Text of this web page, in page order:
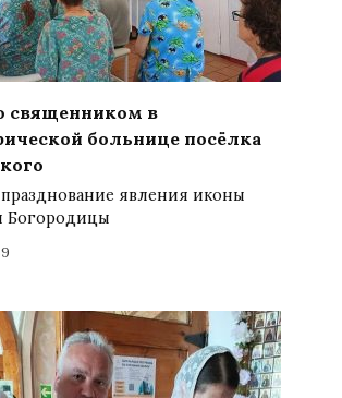
священником в
больнице посёлка
явления иконы
Богородицы